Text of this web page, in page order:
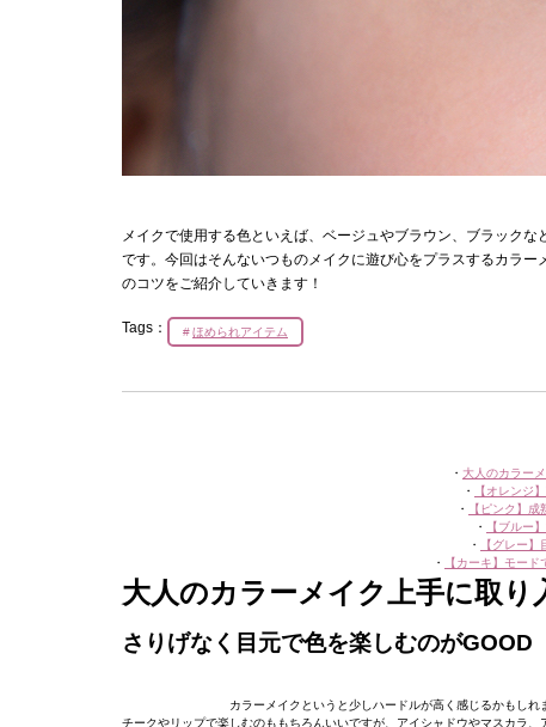
メイクで使用する色といえば、ベージュやブラウン、ブラック
です。今回はそんないつものメイクに遊び心をプラスするカラ
のコツをご紹介していきます！
Tags： ほめられアイテム
・ 大人のカラー
・
【オレンジ
・
【ピンク】
・
【ブルー
・
【グレー
・
【カーキ】モー
大人のカラーメイク上手に取り
さりげなく目元で色を楽しむのがGOOD
カラーメイクというと少しハードルが高く感じるかもし
チークやリップで楽しむのももちろんいいですが、アイシャドウやマスカラ